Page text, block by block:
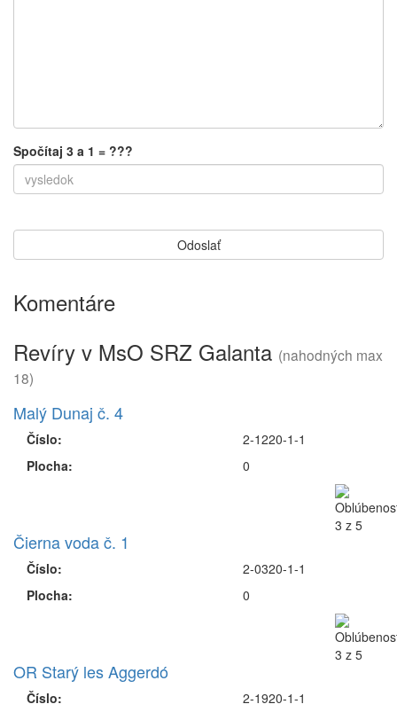
Spočítaj 3 a 1 = ???
Komentáre
Revíry v MsO SRZ Galanta (nahodných max
18)
Malý Dunaj č. 4
Číslo:
Plocha:
2-1220-1-1
0
Čierna voda č. 1
Číslo:
Plocha:
2-0320-1-1
0
OR Starý les Aggerdó
Číslo:
2-1920-1-1